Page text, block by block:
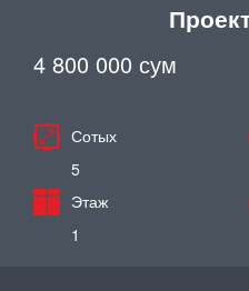
4 800 000 сум
Сотых
5
Этаж
1